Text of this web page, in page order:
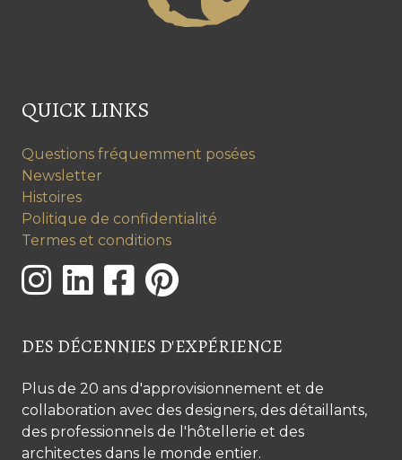
QUICK LINKS
Questions fréquemment posées
Newsletter
Histoires
Politique de confidentialité
Termes et conditions
DES DÉCENNIES D'EXPÉRIENCE
Plus de 20 ans d'approvisionnement et de
collaboration avec des designers, des détaillants,
des professionnels de l'hôtellerie et des
architectes dans le monde entier.